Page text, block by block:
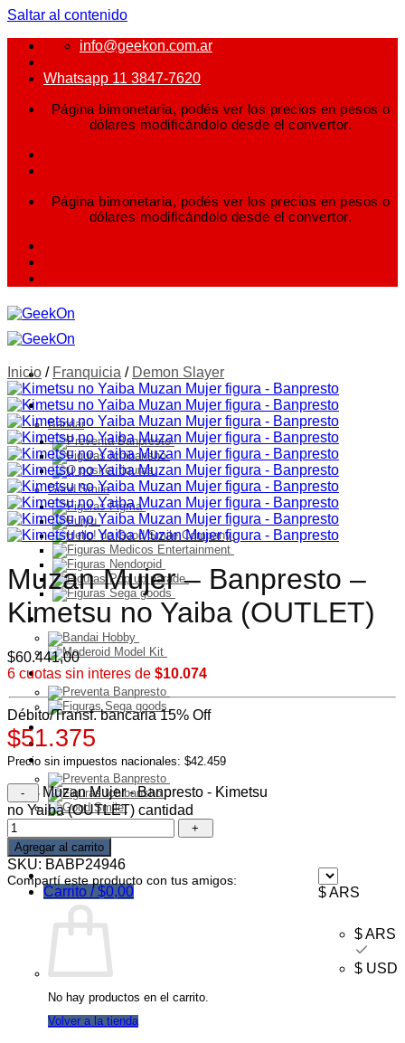
Saltar al contenido
info@geekon.com.ar
Whatsapp 11 3847-7620
Página bimonetaria, podés ver los precios en pesos o
dólares modificándolo desde el convertor.
Página bimonetaria, podés ver los precios en pesos o
dólares modificándolo desde el convertor.
FIGURAS
Bandai
Good Smile
Model Kit
PELUCHES
Franquicia
Ultimos Ingresos
Preventa
Mayorista
$ ARS
$ ARS
$ USD
Carrito /$0,00
No hay productos en el carrito.
Volver a la tienda
Inicio / Franquicia / Demon Slayer
Muzan Mujer – Banpresto –
Kimetsu no Yaiba (OUTLET)
$60.441,00
6 cuotas sin interes de $10.074
Débito/Transf. bancaria 15% Off
$51.375
Precio sin impuestos nacionales: $42.459
Muzan Mujer - Banpresto - Kimetsu
no Yaiba (OUTLET) cantidad
Agregar al carrito
SKU: BABP24946
Compartí este producto con tus amigos: